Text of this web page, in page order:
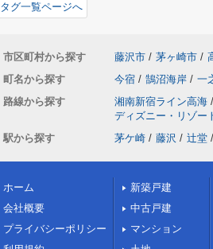
タグ一覧ページへ
市区町村から探す 藤沢市 / 茅ヶ崎市 /
町名から探す
今宿 / 鵠沼海岸 / 一
路線から探す
湘南新宿ライン高海 /
ディズニー・リゾー
駅から探す
茅ケ崎 / 藤沢 / 辻堂 /
ホーム
会社概要
プライバシーポリシー
新築戸建
中古戸建
マンション